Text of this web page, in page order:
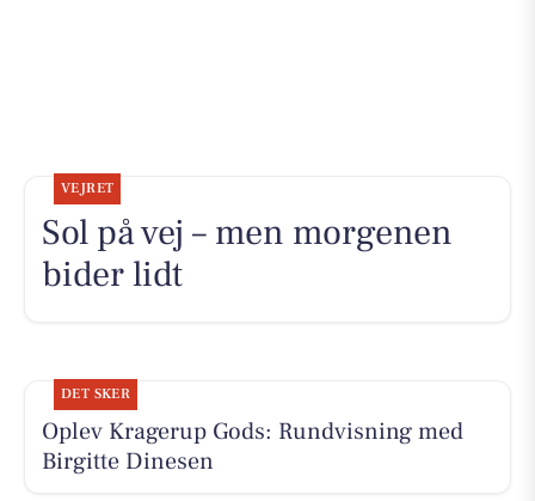
VEJRET
Sol på vej – men morgenen
bider lidt
DET SKER
Oplev Kragerup Gods: Rundvisning med
Birgitte Dinesen